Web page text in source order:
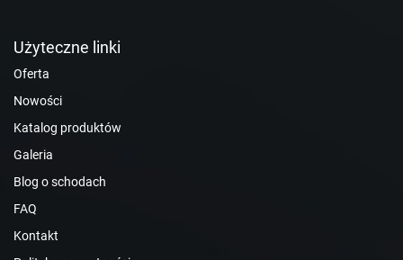
Użyteczne linki
Oferta
Nowości
Katalog produktów
Galeria
Blog o schodach
FAQ
Kontakt